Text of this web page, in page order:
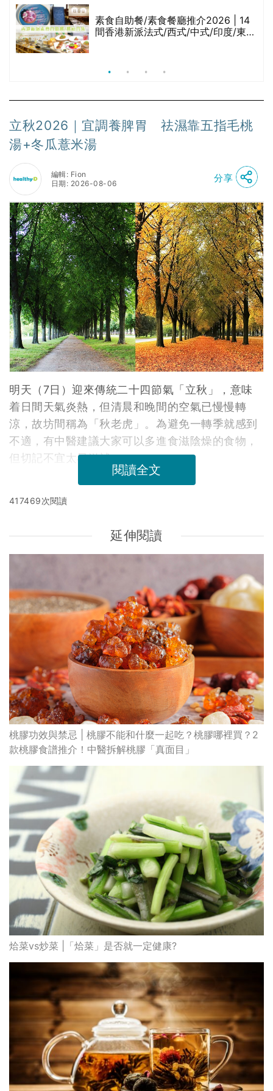
素食自助餐/素食餐廳推介2026 | 14
間香港新派法式/西式/中式/印度/東南
立秋2026｜宜調養脾胃 祛濕靠五指毛桃
湯+冬瓜薏米湯
編輯: Fion
日期: 2026-08-06
分享
明天（7日）迎來傳統二十四節氣「立秋」，意味
着日間天氣炎熱，但清晨和晚間的空氣已慢慢轉
涼，故坊間稱為「秋老虎」。為避免一轉季就感到
不適，有中醫建議大家可以多進食滋陰燥的食物，
但切記不宜太早滋補。
閱讀全文
417469次閱讀
延伸閱讀
桃膠功效與禁忌 | 桃膠不能和什麼一起吃？桃膠哪裡買？2
款桃膠食譜推介！中醫拆解桃膠「真面目」
烚菜vs炒菜 |「烚菜」是否就一定健康?